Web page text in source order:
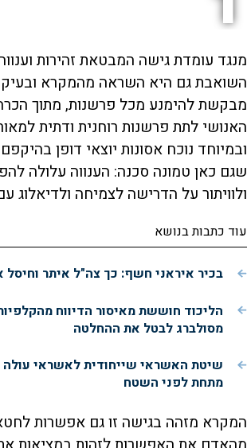
מנגד עומדת גישה המבטאת זהירות
השואבת גם היא השראה מהמקרא
מבקשת להימנע מכל פרשנות, מתוך
האנושי לתת פרשנות רוחנית ודתית
ובמיוחד נוכח אסונות יוצאי דופן
שגם כאן טמונה סכנה: הענווה עלולה
ולוויתור על הדרישה לצמיחה ולדיאלוג
עוד כתבות בנושא
בכיר איראני חשף: כך צה"ל איתר וחיסל
הליכוד חוששת מאיסור הדיווח
מסולברג לבטל את ההחלטה
שיטת האשראי שייחודית לאשראי עולה
מתחת לפני השטח
המקרא מזהה בגישה זו גם אפשרות